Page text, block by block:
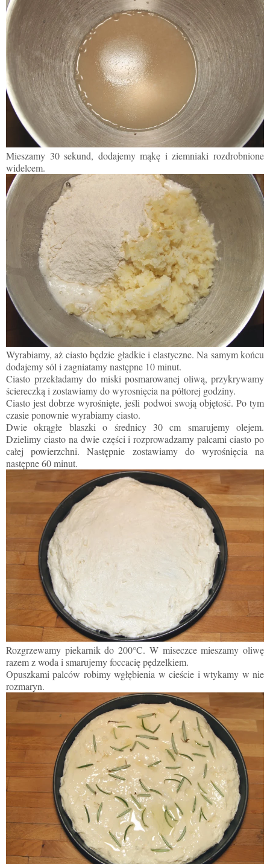
Mieszamy 30 sekund, dodajemy mąkę i ziemniaki rozdrobnione
widelcem.
Wyrabiamy, aż ciasto będzie gładkie i elastyczne. Na samym końcu
dodajemy sól i zagniatamy następne 10 minut.
Ciasto przekładamy do miski posmarowanej oliwą, przykrywamy
ściereczką i zostawiamy do wyrosnięcia na półtorej godziny.
Ciasto jest dobrze wyrośnięte, jeśli podwoi swoją objętość. Po tym
czasie ponownie wyrabiamy ciasto.
Dwie okrągłe blaszki o średnicy 30 cm smarujemy olejem.
Dzielimy ciasto na dwie części i rozprowadzamy palcami ciasto po
całej powierzchni. Następnie zostawiamy do wyrośnięcia na
następne 60 minut.
Rozgrzewamy piekarnik do 200°C. W miseczce mieszamy oliwę
razem z woda i smarujemy foccacię pędzelkiem.
Opuszkami palców robimy wgłębienia w cieście i wtykamy w nie
rozmaryn.